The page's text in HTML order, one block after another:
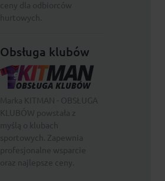
Obsługa klubów